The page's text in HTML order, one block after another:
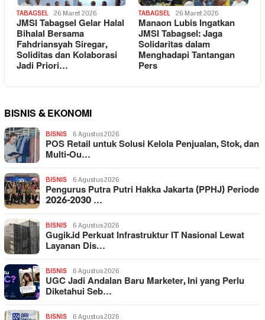
TABAGSEL 26 Maret 2026
JMSI Tabagsel Gelar Halal
Bihalal Bersama
Fahdriansyah Siregar,
Soliditas dan Kolaborasi
Jadi Priori…
TABAGSEL 26 Maret 2026
Manaon Lubis Ingatkan
JMSI Tabagsel: Jaga
Solidaritas dalam
Menghadapi Tantangan
Pers
BISNIS & EKONOMI
BISNIS 6 Agustus 2026
POS Retail untuk Solusi Kelola Penjualan, Stok, dan
Multi-Ou…
BISNIS 6 Agustus 2026
Pengurus Putra Putri Hakka Jakarta (PPHJ) Periode
2026-2030 …
BISNIS 6 Agustus 2026
Gugik.id Perkuat Infrastruktur IT Nasional Lewat
Layanan Dis…
BISNIS 6 Agustus 2026
UGC Jadi Andalan Baru Marketer, Ini yang Perlu
Diketahui Seb…
BISNIS 6 Agustus 2026